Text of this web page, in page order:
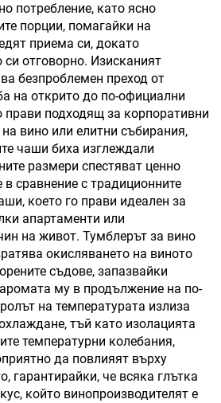
потребление, като ясно
порции, помагайки на
приема си, докато
отговорно. Изисканият
безпроблемен преход от
на открито до по-официални
прави подходящ за корпоративни
вино или елитни събирания,
чаши биха изглеждали
размери спестяват ценно
сравнение с традиционните
което го прави идеален за
апартаменти или
на живот. Тумблерът за вино
окисляването на виното
съдове, запазвайки
му в продължение на по-
на температурата излиза
тъй като изолацията
температурни колебания,
да повлияят върху
гарантирайки, че всяка глътка
който винопроизводителят е